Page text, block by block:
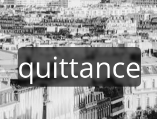
quittance